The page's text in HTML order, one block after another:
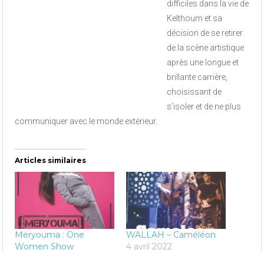
difficiles dans la vie de
Kelthoum et sa
décision de se retirer
de la scène artistique
après une longue et
brillante carrière,
choisissant de
s’isoler et de ne plus
communiquer avec le monde extérieur.
Articles similaires
Meryouma : One
Women Show
WALLAH – Caméléon
4 avril 2022